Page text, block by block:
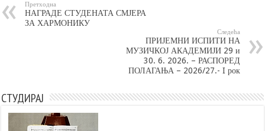
Претходна
НАГРАДЕ СТУДЕНАТА СМЈЕРА
ЗА ХАРМОНИКУ
Следећа
ПРИЈЕМНИ ИСПИТИ НА
МУЗИЧКОЈ АКАДЕМИЈИ 29 и
30. 6. 2026. – РАСПОРЕД
ПОЛАГАЊА – 2026/27.- I рок
СТУДИРАЈ